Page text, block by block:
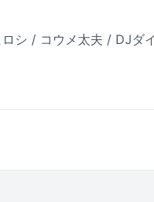
シ / コウメ太夫 / DJダ